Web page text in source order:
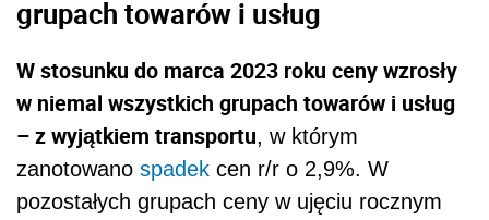
grupach towarów i usług
W stosunku do marca 2023 roku ceny wzrosły
w niemal wszystkich grupach towarów i usług
– z wyjątkiem transportu, w którym
zanotowano spadek cen r/r o 2,9%. W
pozostałych grupach ceny w ujęciu rocznym